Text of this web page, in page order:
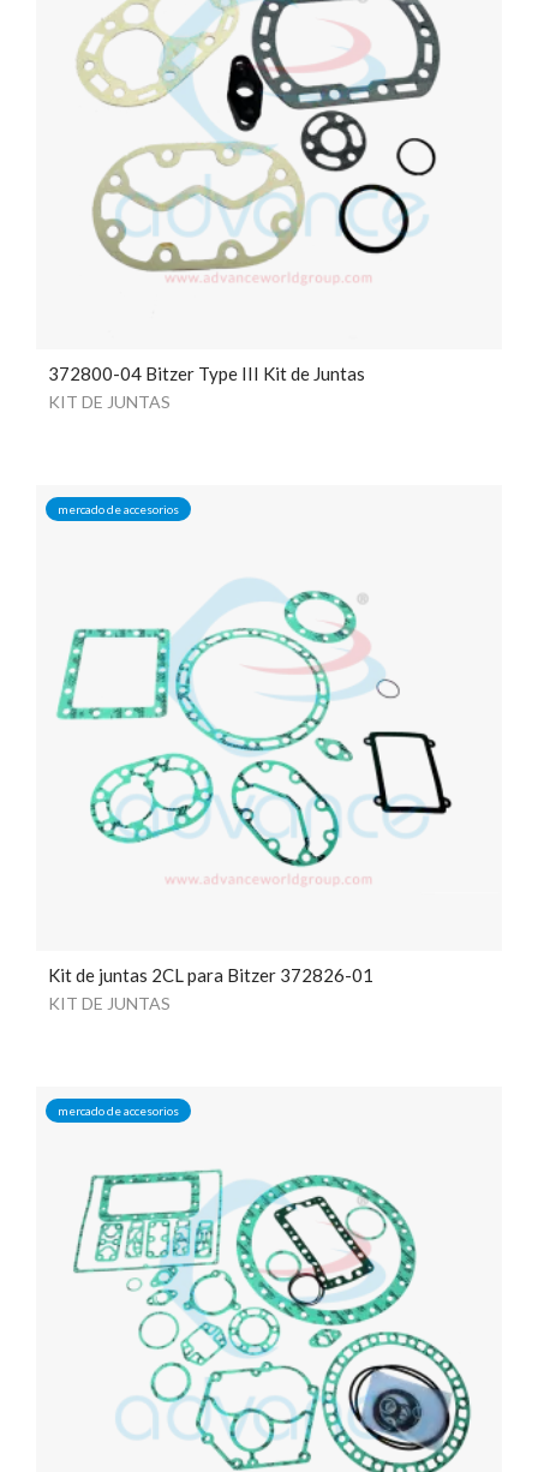
372800-04 Bitzer Type III Kit de Juntas
KIT DE JUNTAS
mercado de accesorios
Kit de juntas 2CL para Bitzer 372826-01
KIT DE JUNTAS
mercado de accesorios